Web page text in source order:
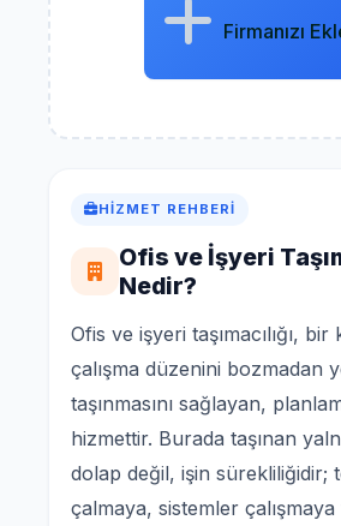
Firmanızı
HIZMET REHBERI
Ofis ve İşyeri
Nedir?
Ofis ve işyeri taşımacılığı,
çalışma düzenini bozmadan
taşınmasını sağlayan,
hizmettir. Burada taşınan
dolap değil, işin sürekliliğidir;
çalmaya, sistemler